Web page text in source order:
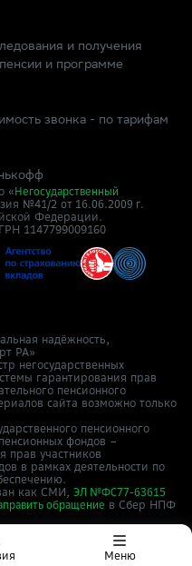
Меню
и получения
и программе
звонка - по тарифам
« Негосударственный
№41/2 от 16.06.2009 г.
Федерации.
1147799009160
надёжность,
РА»
негосударственных
гарантирования прав
пенсионного
сайта возможно только
пенсионного
фондов –
прав участников
в рамках деятельности по
как СМИ, ЭЛ №ФС77-63615
обращение в Cбер НПФ